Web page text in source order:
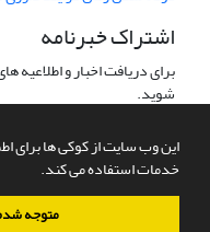
این وب سایت از کوکی ها برای
خدمات استفاده می کند.
متوجه
اشتراک خبرنامه
برای دریافت اخبار و
شوید.